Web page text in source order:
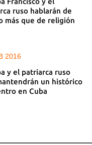
ruso hablarán de
más que de religión
2016
y el patriarca ruso
un histórico
en Cuba